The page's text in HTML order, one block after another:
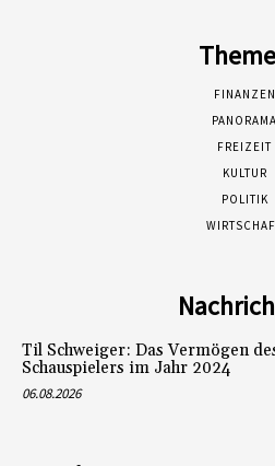
FINANZEN
PANORAMA
FREIZEIT
KULTUR
POLITIK
Til Schweiger: Das Vermögen
Schauspielers im Jahr 2024
06.08.2026